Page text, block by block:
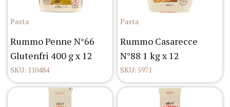
Pasta
Rummo Penne N°66
Glutenfri 400 g x 12
SKU: 110484
Pasta
Rummo Casarecce
N°88 1 kg x 12
SKU: 5971